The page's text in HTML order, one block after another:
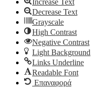
Increase Text
Decrease Text
Grayscale
High Contrast
Negative Contrast
Light Background
Links Underline
Readable Font
Επαναφορά